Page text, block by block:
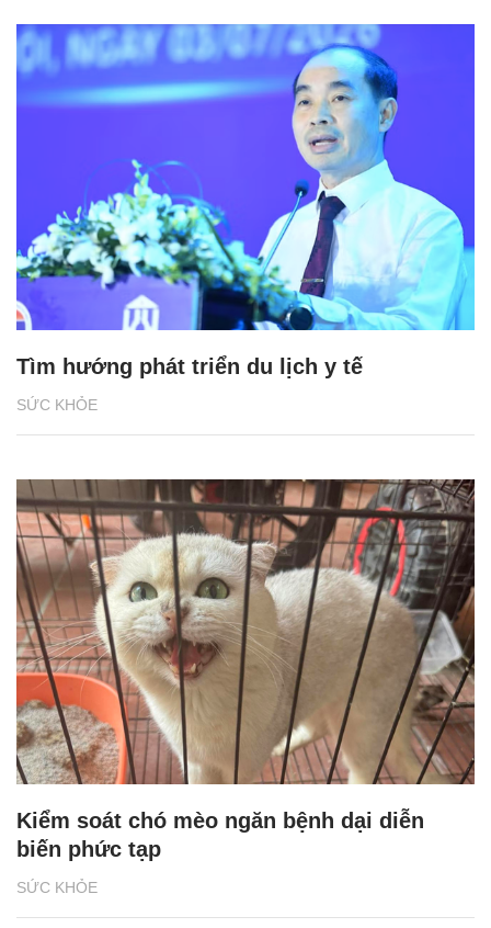
SỨC KHỎE
Tìm hướng phát triển du lịch y tế
SỨC KHỎE
Kiểm soát chó mèo ngăn bệnh dại diễn
biến phức tạp